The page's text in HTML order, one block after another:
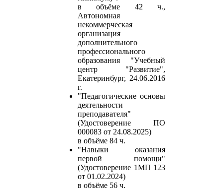
в объёме 42 ч.,
Автономная
некоммерческая
организация
дополнительного
профессионального
образования "Учебный
центр "Развитие",
Екатеринбург, 24.06.2016
г.
"Педагогические основы
деятельности
преподавателя"
(Удостоверение ПО
000083 от 24.08.2025)
в объёме 84 ч.
"Навыки оказания
первой помощи"
(Удостоверение 1МП 123
от 01.02.2024)
в объёме 56 ч.